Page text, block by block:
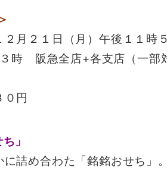
月２１日（月）午後１１時
時 阪急全店+各支店（一部
０円
」
詰め合わた「銘銘おせち」